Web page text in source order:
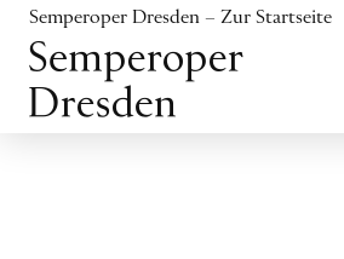
Inhalt anspringen
Fußbereich anspringen
Semperoper Dresden – Zur Startseite